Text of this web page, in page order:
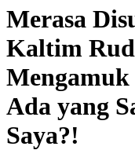
Merasa
Kaltim
Ada yang
Saya?!